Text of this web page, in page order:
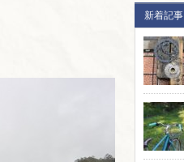
新着記事